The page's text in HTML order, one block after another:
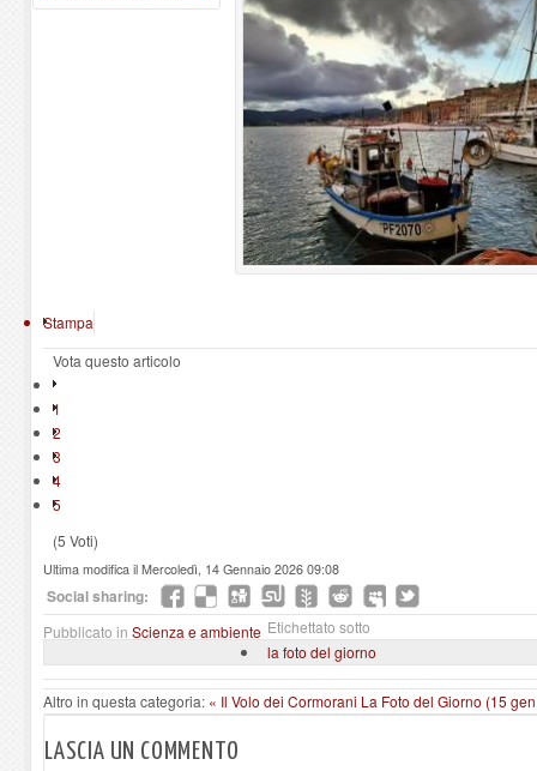
Stampa
Vota questo articolo
1
2
3
4
5
(5 Voti)
Ultima modifica il Mercoledì, 14 Gennaio 2026 09:08
Social sharing:
Pubblicato in Scienza e ambiente Etichettato sotto
la foto del giorno
Altro in questa categoria: « Il Volo dei Cormorani La Foto del Giorno (15
LASCIA UN COMMENTO